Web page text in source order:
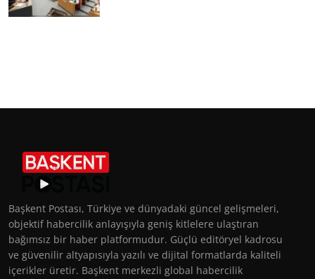
Başkent Postası, Türkiye ve dünyadaki güncel gelişmeleri,
objektif habercilik anlayışıyla geniş kitlelere ulaştıran
bağımsız bir haber platformudur. Güçlü editöryel kadrosu
ve güvenilir altyapısıyla yazılı ve dijital formatlarda kaliteli
içerikler üretir. Başkent merkezli global habercilik